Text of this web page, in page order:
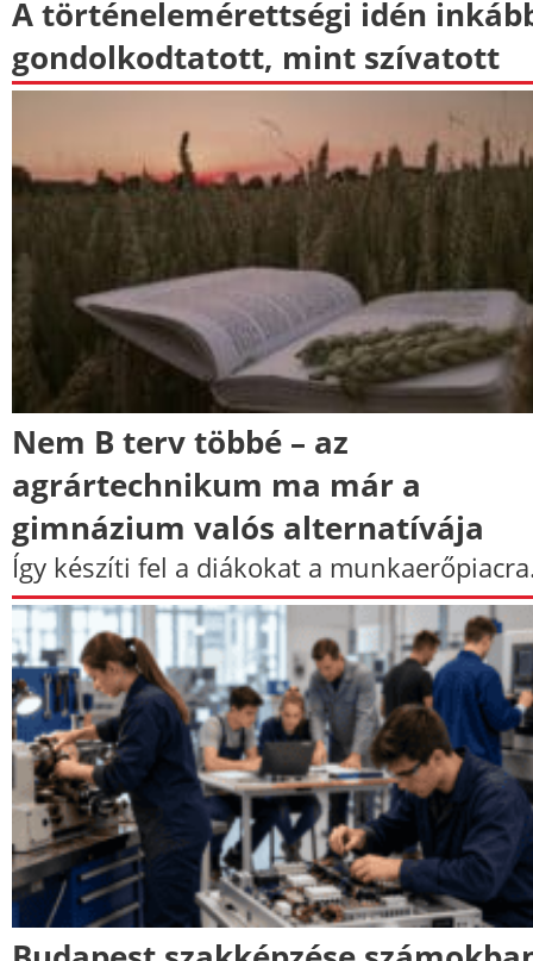
A történelemérettségi idén
gondolkodtatott, mint szívatott
Nem B terv többé – az
agrártechnikum ma már a
gimnázium valós alternatívája
Így készíti fel a diákokat a